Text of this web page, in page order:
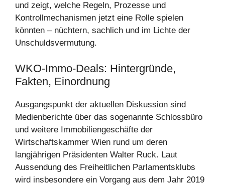
und zeigt, welche Regeln, Prozesse und
Kontrollmechanismen jetzt eine Rolle spielen
könnten – nüchtern, sachlich und im Lichte der
Unschuldsvermutung.
WKO-Immo-Deals: Hintergründe,
Fakten, Einordnung
Ausgangspunkt der aktuellen Diskussion sind
Medienberichte über das sogenannte Schlossbüro
und weitere Immobiliengeschäfte der
Wirtschaftskammer Wien rund um deren
langjährigen Präsidenten Walter Ruck. Laut
Aussendung des Freiheitlichen Parlamentsklubs
wird insbesondere ein Vorgang aus dem Jahr 2019